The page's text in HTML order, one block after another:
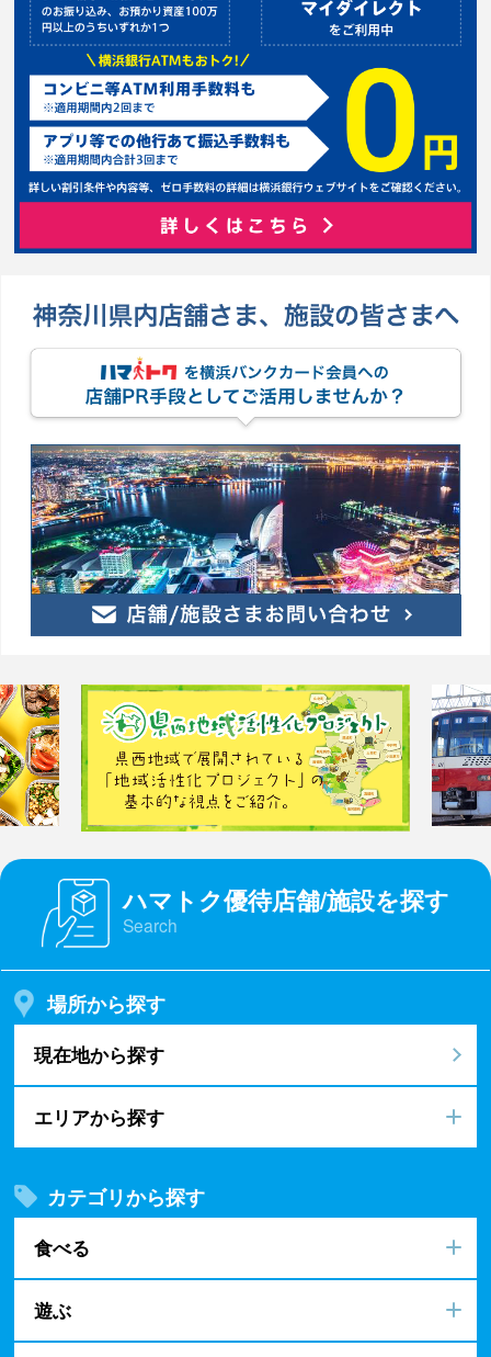
ハマトク優待店舗/施設を探す
Search
場所から探す
現在地から探す
エリアから探す
カテゴリから探す
食べる
遊ぶ